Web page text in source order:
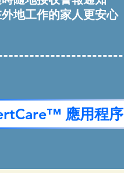
地工作的家人更安心
應用程序